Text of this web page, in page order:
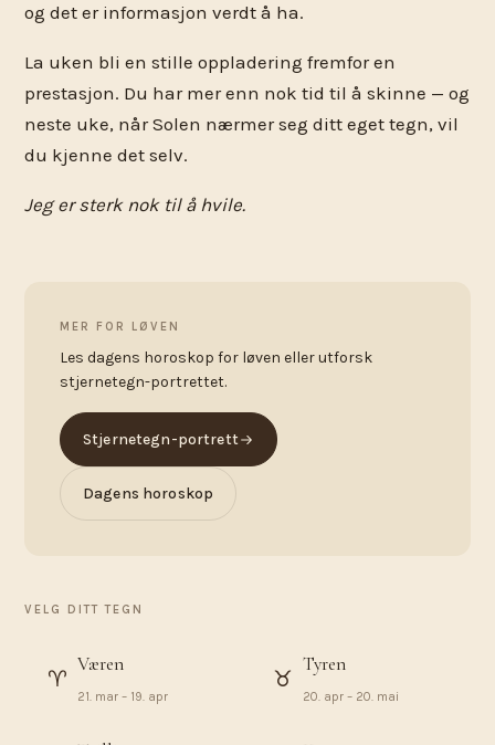
VELG DITT TEGN
♈︎
Væren
21. mar – 19. apr
♉︎
Tyren
20. apr – 20. mai
og det er informasjon verdt å ha.
La uken bli en stille oppladering fremfor en
prestasjon. Du har mer enn nok tid til å skinne — og
neste uke, når Solen nærmer seg ditt eget tegn, vil
du kjenne det selv.
Jeg er sterk nok til å hvile.
MER FOR LØVEN
Les dagens horoskop for løven eller utforsk
stjernetegn-portrettet.
Stjernetegn-portrett
Dagens horoskop